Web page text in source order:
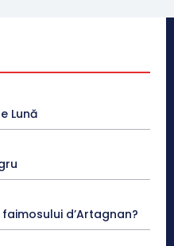
Lună
d’Artagnan?